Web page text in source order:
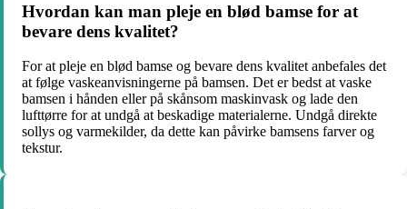
Hvordan kan man pleje en blød bamse for at
bevare dens kvalitet?
For at pleje en blød bamse og bevare dens kvalitet anbefales det
at følge vaskeanvisningerne på bamsen. Det er bedst at vaske
bamsen i hånden eller på skånsom maskinvask og lade den
lufttørre for at undgå at beskadige materialerne. Undgå direkte
sollys og varmekilder, da dette kan påvirke bamsens farver og
tekstur.